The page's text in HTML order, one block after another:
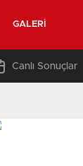
GALERI
Canlı Sonuçlar